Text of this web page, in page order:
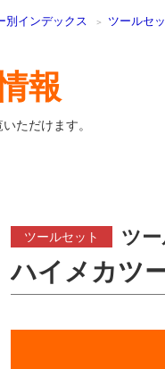
別インデックス ツールセ
報
ただけます。
ツールセット ツ
ハイメカツ